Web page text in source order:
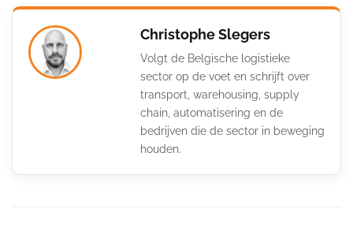
Christophe Slegers
Volgt de Belgische logistieke
sector op de voet en schrijft over
transport, warehousing, supply
chain, automatisering en de
bedrijven die de sector in beweging
houden.